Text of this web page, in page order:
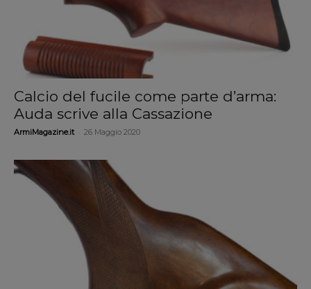
Calcio del fucile come parte d’arma:
Auda scrive alla Cassazione
ArmiMagazine.it 26 Maggio 2020